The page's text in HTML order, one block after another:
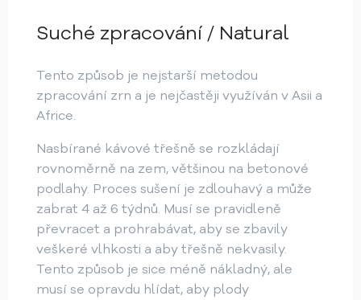
Suché zpracování / Natural
Tento způsob je nejstarší metodou
zpracování zrn a je nejčastěji využíván v Asii a
Africe.
Nasbírané kávové třešně se rozkládají
rovnoměrně na zem, většinou na betonové
podlahy. Proces sušení je zdlouhavý a může
zabrat 4 až 6 týdnů. Musí se pravidleně
převracet a prohrabávat, aby se zbavily
veškeré vlhkosti a aby třešně nekvasily.
Tento způsob je sice méně nákladný, ale
musí se opravdu hlídat, aby plody